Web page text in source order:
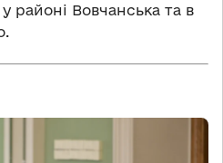
районі Вовчанська та в